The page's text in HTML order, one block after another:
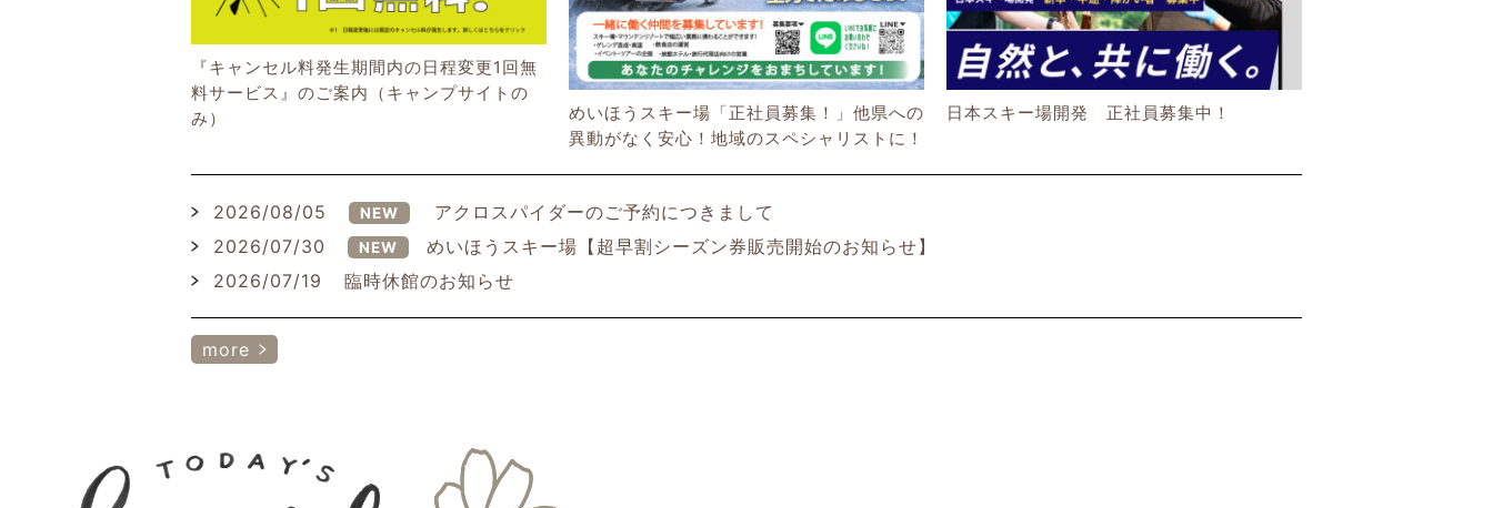
『キャンセル料発生期間内の日程変更1回無
料サービス』のご案内（キャンプサイトの
み）
めいほうスキー場「正社員募集！」他県への
異動がなく安心！地域のスペシャリストに！
日本スキー場開発 正社員募集中！
2026/08/05 NEW
アクロスパイダーのご予約につきまして
2026/07/30
NEW
めいほうスキー場【超早割シーズン券販売開始のお知らせ】
2026/07/19
臨時休館のお知らせ
more